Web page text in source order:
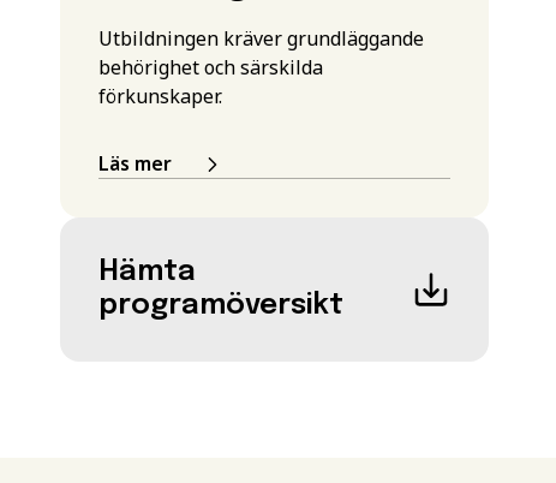
Utbildningen kräver grundläggande
behörighet och särskilda
förkunskaper.
Läs mer
Hämta
programöversikt